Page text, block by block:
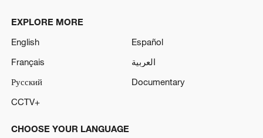
EXPLORE MORE
English
Español
Français
العربية
Русский
Documentary
CCTV+
CHOOSE YOUR LANGUAGE